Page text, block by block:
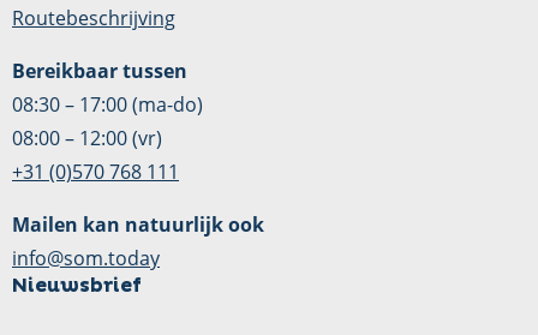
Routebeschrijving
Bereikbaar tussen
08:30 – 17:00 (ma-do)
08:00 – 12:00 (vr)
+31 (0)570 768 111
Mailen kan natuurlijk ook
info@som.today
Nieuwsbrief